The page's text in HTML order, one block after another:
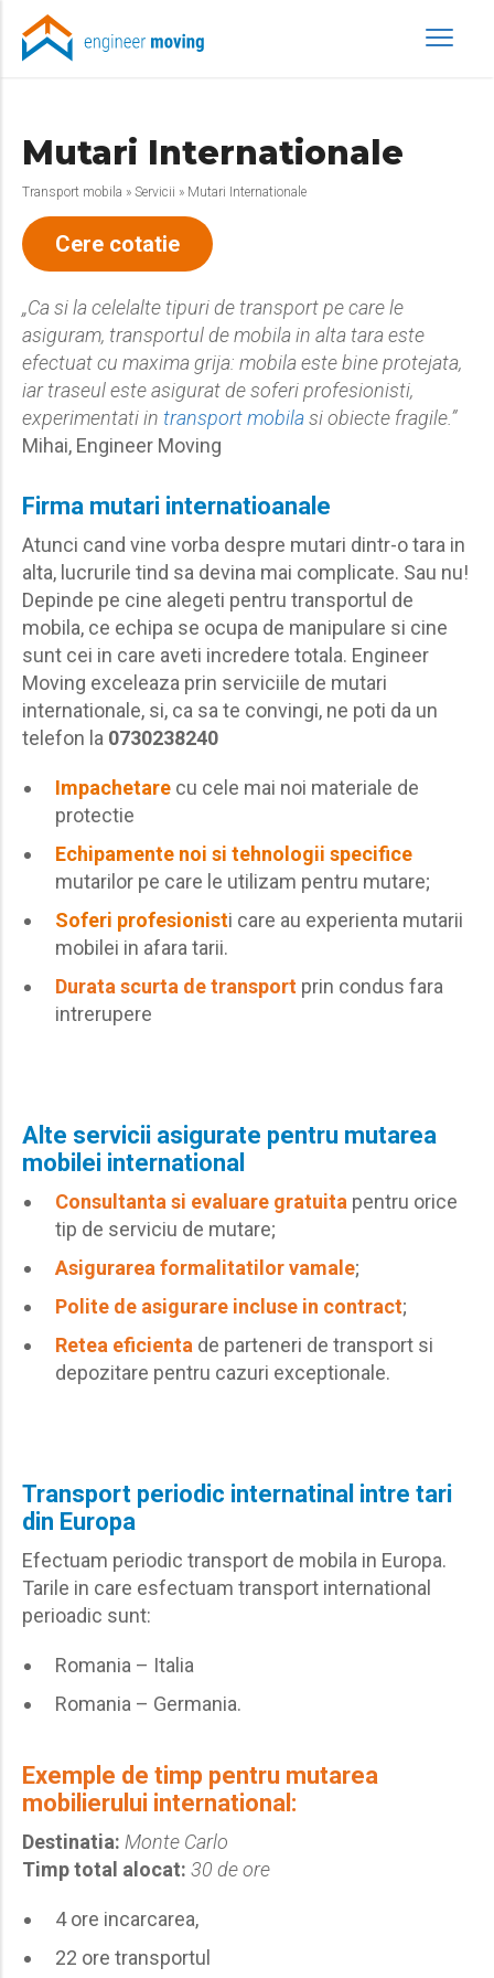
Mutari Internationale
Transport mobila » Servicii » Mutari Internationale
Cere cotatie
„Ca si la celelalte tipuri de transport pe care le
asiguram, transportul de mobila in alta tara este
efectuat cu maxima grija: mobila este bine protejata,
iar traseul este asigurat de soferi profesionisti,
experimentati in transport mobilasi obiecte fragile.”
Mihai, Engineer Moving
Firma mutari internatioanale
Atunci cand vine vorba despre mutari dintr-o tara in
alta, lucrurile tind sa devina mai complicate. Sau nu!
Depinde pe cine alegeti pentru transportul de
mobila, ce echipa se ocupa de manipulare si cine
sunt cei in care aveti incredere totala. Engineer
Moving exceleaza prin serviciile de mutari
internationale, si, ca sa te convingi, ne poti da un
telefon la 0730238240
Impachetare cu cele mai noi materiale de
protectie
Echipamente noi si tehnologii specifice
mutarilor pe care le utilizam pentru mutare;
Soferi profesionisti care au experienta mutarii
mobilei in afara tarii.
Durata scurta de transport prin condus fara
intrerupere
Alte servicii asigurate pentru mutarea
mobilei international
Consultanta si evaluare gratuita pentru orice
tip de serviciu de mutare;
Asigurarea formalitatilor vamale;
Polite de asigurare incluse in contract;
Retea eficienta de parteneri de transport si
depozitare pentru cazuri exceptionale.
Transport periodic internatinal intre tari
din Europa
Efectuam periodic transport de mobila in Europa.
Tarile in care esfectuam transport international
perioadic sunt:
Romania – Italia
Romania – Germania.
Exemple de timp pentru mutarea
mobilierului international:
Destinatia: Monte Carlo
Timp total alocat: 30 de ore
4 ore incarcarea,
22 ore transportul